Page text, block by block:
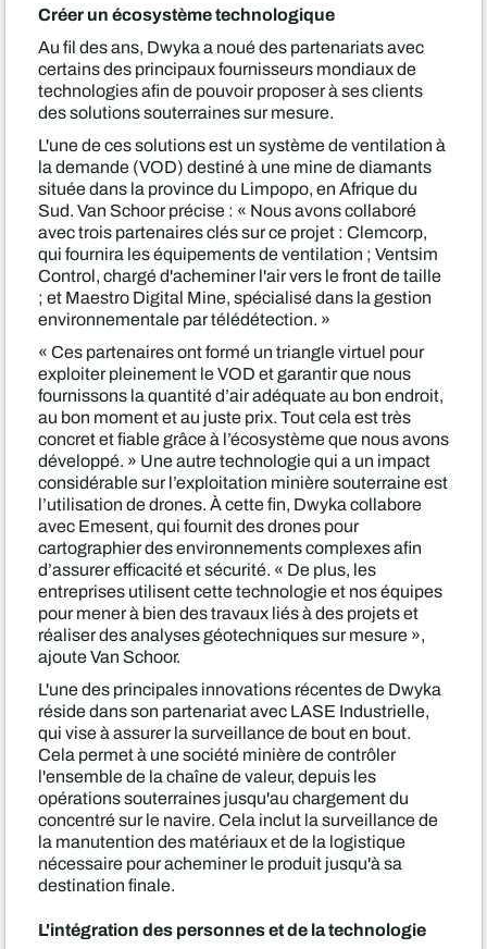
Créer un écosystème technologique
Au fil des ans, Dwyka a noué des partenariats avec
certains des principaux fournisseurs mondiaux de
technologies afin de pouvoir proposer à ses clients
des solutions souterraines sur mesure.
L'une de ces solutions est un système de ventilation à
la demande (VOD) destiné à une mine de diamants
située dans la province du Limpopo, en Afrique du
Sud. Van Schoor précise : « Nous avons collaboré
avec trois partenaires clés sur ce projet : Clemcorp,
qui fournira les équipements de ventilation ; Ventsim
Control, chargé d'acheminer l'air vers le front de taille
; et Maestro Digital Mine, spécialisé dans la gestion
environnementale par télédétection. »
« Ces partenaires ont formé un triangle virtuel pour
exploiter pleinement le VOD et garantir que nous
fournissons la quantité d’air adéquate au bon endroit,
au bon moment et au juste prix. Tout cela est très
concret et fiable grâce à l’écosystème que nous avons
développé. » Une autre technologie qui a un impact
considérable sur l’exploitation minière souterraine est
l’utilisation de drones. À cette fin, Dwyka collabore
avec Emesent, qui fournit des drones pour
cartographier des environnements complexes afin
d’assurer efficacité et sécurité. « De plus, les
entreprises utilisent cette technologie et nos équipes
pour mener à bien des travaux liés à des projets et
réaliser des analyses géotechniques sur mesure »,
ajoute Van Schoor.
L'une des principales innovations récentes de Dwyka
réside dans son partenariat avec LASE Industrielle,
qui vise à assurer la surveillance de bout en bout.
Cela permet à une société minière de contrôler
l'ensemble de la chaîne de valeur, depuis les
opérations souterraines jusqu'au chargement du
concentré sur le navire. Cela inclut la surveillance de
la manutention des matériaux et de la logistique
nécessaire pour acheminer le produit jusqu'à sa
destination finale.
L'intégration des personnes et de la technologie